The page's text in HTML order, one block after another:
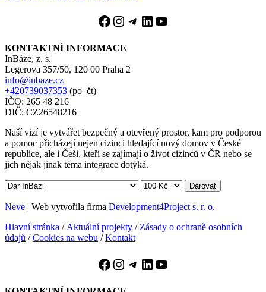
Facebook
Instagram
Telegram
LinkedIn
YouTube
KONTAKTNÍ INFORMACE
InBáze, z. s.
Legerova 357/50, 120 00 Praha 2
info@inbaze.cz
+420739037353 (po–čt)
IČO: 265 48 216
DIČ: CZ26548216
Naší vizí je vytvářet bezpečný a otevřený prostor, kam pro podporou
a pomoc přicházejí nejen cizinci hledající nový domov v České
republice, ale i Češi, kteří se zajímají o život cizinců v ČR nebo se
jich nějak jinak téma integrace dotýká.
Darovat
Neve | Web vytvořila firma Development4Project s. r. o.
Hlavní stránka / Aktuální projekty / Zásady o ochraně osobních
údajů /Cookies na webu /Kontakt
Facebook
Instagram
Telegram
LinkedIn
YouTube